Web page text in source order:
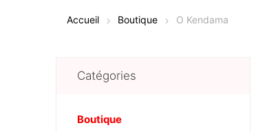
Accueil Boutique O Kendama
Catégories
Boutique